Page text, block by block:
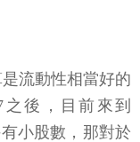
流動性相當好的
後，目前來到
小股數，那對於